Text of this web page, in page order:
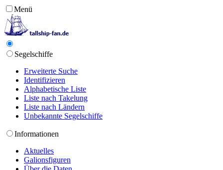
Menü
Segelschiffe
Erweiterte Suche
Identifizieren
Alphabetische Liste
Liste nach Takelung
Liste nach Ländern
Unbekannte Segelschiffe
Informationen
Aktuelles
Galionsfiguren